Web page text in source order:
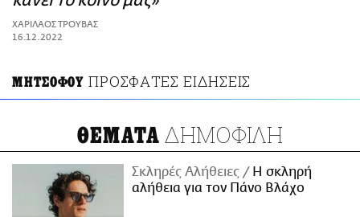
ΑΜΠΑ
PRINT
ΧΑΡΙΛΑΟΣ ΤΡΟΥΒΑΣ
16.12.2022
ΜΗΤΣΟΦΟΥ ΠΡΟΣΦΑΤΕΣ ΕΙΔΗΣΕΙΣ
ΘΕΜΑΤΑ ΔΗΜΟΦΙΛΗ
Σκληρές Αλήθειες
H σκληρή
αλήθεια για τον Πάνο Βλάχο